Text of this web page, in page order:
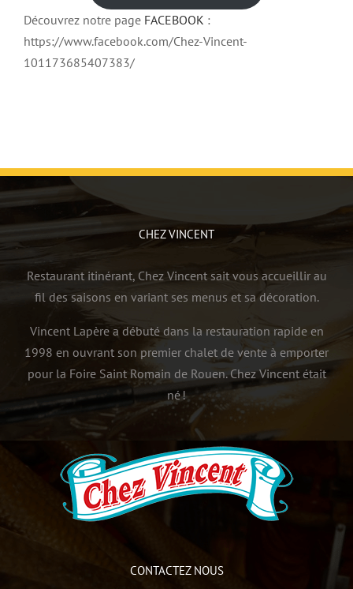
Découvrez notre page FACEBOOK :
https://www.facebook.com/Chez-Vincent-
101173685407383/
CHEZ VINCENT
Restaurant itinérant, Chez Vincent sait vous accueillir au
fil des saisons en variant ses menus et sa décoration.
Vincent Lapère a débuté dans la restauration rapide en
1998 en ouvrant son premier chalet de vente à emporter
pour la Foire Saint Romain de Rouen. Chez Vincent était
né !
CONTACTEZ NOUS